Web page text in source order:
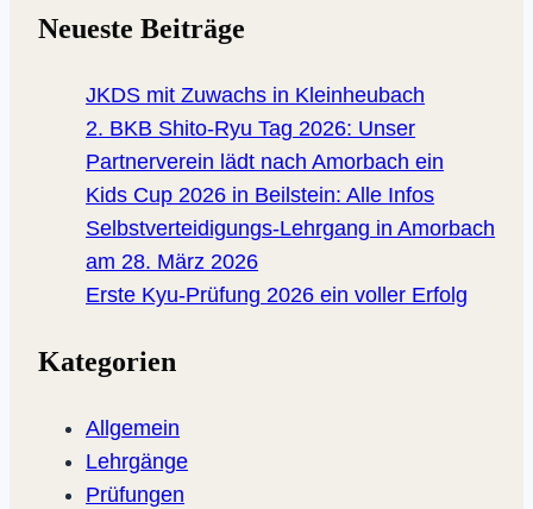
Neueste Beiträge
JKDS mit Zuwachs in Kleinheubach
2. BKB Shito-Ryu Tag 2026: Unser
Partnerverein lädt nach Amorbach ein
Kids Cup 2026 in Beilstein: Alle Infos
Selbstverteidigungs-Lehrgang in Amorbach
am 28. März 2026
Erste Kyu-Prüfung 2026 ein voller Erfolg
Kategorien
Allgemein
Lehrgänge
Prüfungen